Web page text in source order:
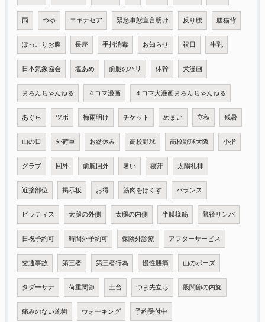
雨 つゆ エキナセア 緊急事態宣言明け 反り腰 腰猫背
ぽっこりお腹 長座 手指消毒 お知らせ 祝日 牛乳
日本気象協会 塩あめ 前腿のハリ 体幹 犬漫画
まろんちゃんねる ４コマ漫画 ４コマ犬漫画まろんちゃんねる
あぐら ツボ 梅雨明け チケット めまい 立秋 残暑
山の日 外荷重 お盆休み 高校野球 高校野球大阪 小指
グラブ 回外 前腕回外 暑い 寝汗 太陽礼拝
近接部位 掲示板 お得 筋肉をほぐす バランス
ピラティス 太腿の外側 太腿の内側 半膜様筋 鼠径リンパ
日祝予約可 時間外予約可 保険外診療 アフターサービス
交通事故 第三者 第三者行為 慢性腰痛 山のポーズ
タダーサナ 荷重関節 土台 つま先立ち 股関節の内旋
痛みのない施術 ウォーキング 予約受付中